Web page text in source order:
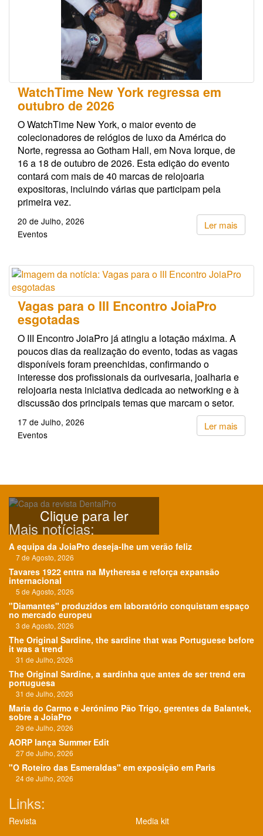
WatchTime New York regressa em
outubro de 2026
O WatchTime New York, o maior evento de
colecionadores de relógios de luxo da América do
Norte, regressa ao Gotham Hall, em Nova Iorque, de
16 a 18 de outubro de 2026. Esta edição do evento
contará com mais de 40 marcas de relojoaria
expositoras, incluindo várias que participam pela
primeira vez.
Ler mais
20 de Julho, 2026
Eventos
Vagas para o III Encontro JoiaPro
esgotadas
O III Encontro JoiaPro já atingiu a lotação máxima. A
poucos dias da realização do evento, todas as vagas
disponíveis foram preenchidas, confirmando o
interesse dos profissionais da ourivesaria, joalharia e
relojoaria nesta iniciativa dedicada ao networking e à
discussão dos principais temas que marcam o setor.
Ler mais
17 de Julho, 2026
Eventos
Clique para ler
Mais notícias:
A equipa da JoiaPro deseja-lhe um verão feliz
7 de Agosto, 2026
Tavares 1922 entra na Mytheresa e reforça expansão
internacional
5 de Agosto, 2026
"Diamantes" produzidos em laboratório conquistam espaço
no mercado europeu
3 de Agosto, 2026
The Original Sardine, the sardine that was Portuguese before
it was a trend
31 de Julho, 2026
The Original Sardine, a sardinha que antes de ser trend era
portuguesa
31 de Julho, 2026
Maria do Carmo e Jerónimo Pão Trigo, gerentes da Balantek,
sobre a JoiaPro
29 de Julho, 2026
AORP lança Summer Edit
27 de Julho, 2026
"O Roteiro das Esmeraldas" em exposição em Paris
24 de Julho, 2026
Links:
Revista Media kit